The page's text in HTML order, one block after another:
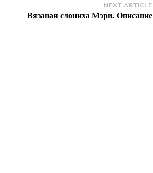
NEXT ARTICLE
Вязаная слониха Мэри. Описание